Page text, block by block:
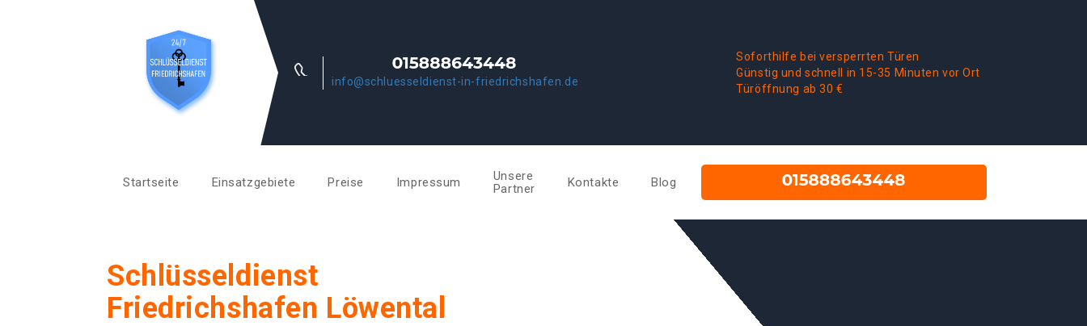
info@schluesseldienst-in-friedrichshafen.de
Soforthilfe bei versperrten Türen
Günstig und schnell in 15-35 Minuten vor Ort
Türöffnung ab 30 €
Startseite Einsatzgebiete Preise Impressum
Unsere
Partner
Kontakte Blog
Schlüsseldienst
Friedrichshafen Löwental